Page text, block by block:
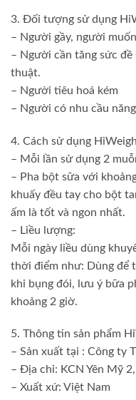
3. Đối tượng sử dụng
– Người gầy, người
– Người cần tăng sức đề
thuật.
– Người tiêu hoá kém
– Người có nhu cầu
4. Cách sử dụng
– Mỗi lần sử dụng 2
– Pha bột sữa với
khuấy đều tay cho bột
ấm là tốt và ngon nhất.
– Liều lượng:
Mỗi ngày liều dùng
thời điểm như: Dùng để
khi bụng đói, lưu ý bữa
khoảng 2 giờ.
5. Thông tin sản phẩm
– Sản xuất tại : Công ty
– Địa chỉ: KCN Yên Mỹ
– Xuất xứ: Việt Nam